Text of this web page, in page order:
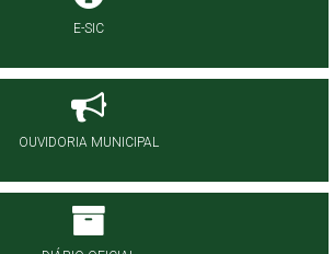
E-SIC
OUVIDORIA MUNICIPAL